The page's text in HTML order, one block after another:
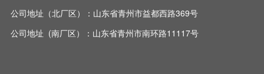
公司地址（北厂区）：山东省青州市益都西路369号
公司地址 (南厂区）：山东省青州市南环路11117号